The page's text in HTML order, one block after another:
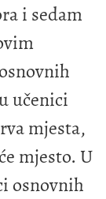
i sedam
učenici
mjesta,
mjesto. U
osnovnih